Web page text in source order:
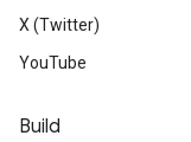
X (Twitter)
YouTube
Build